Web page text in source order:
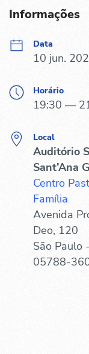
Informações
Data
10 jun.
Horário
19:30 —
Local
Auditório
Sant’Ana
Centro
Família
Avenida
Deo, 120
São Paulo
05788-